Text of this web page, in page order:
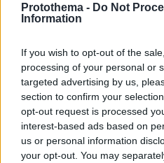
Protothema - Do Not
Information
If you wish to opt-out of the
processing of your personal or
targeted advertising by us,
section to confirm your
opt-out request is processed
interest-based ads based on
us or personal information
your opt-out. You may